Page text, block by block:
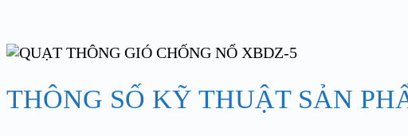
THÔNG SỐ KỸ THUẬT SẢN